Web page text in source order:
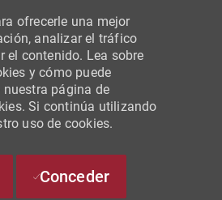
ofrecerle una mejor
analizar el tráfico
el contenido. Lea sobre
y cómo puede
página de
Si continúa utilizando
uso de cookies.
Conceder